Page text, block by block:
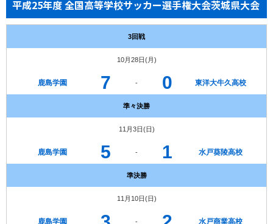
平成25年度 全国高等学校サッカー選手権大会茨城県大会
3回戦
10月28日(月)
鹿島学園 7 - 0 東洋大牛久高校
準々決勝
11月3日(日)
鹿島学園 5 - 1 水戸葵陵高校
準決勝
11月10日(日)
鹿島学園 - 水戸商業高校